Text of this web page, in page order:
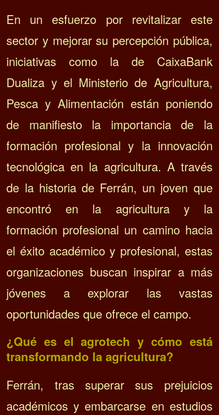
En un esfuerzo por revitalizar este
sector y mejorar su percepción pública,
iniciativas como la de CaixaBank
Dualiza y el Ministerio de Agricultura,
Pesca y Alimentación están poniendo
de manifiesto la importancia de la
formación profesional y la innovación
tecnológica en la agricultura. A través
de la historia de Ferrán, un joven que
encontró en la agricultura y la
formación profesional un camino hacia
el éxito académico y profesional, estas
organizaciones buscan inspirar a más
jóvenes a explorar las vastas
oportunidades que ofrece el campo.
¿Qué es el agrotech y cómo está
transformando la agricultura?
Ferrán, tras superar sus prejuicios
académicos y embarcarse en estudios